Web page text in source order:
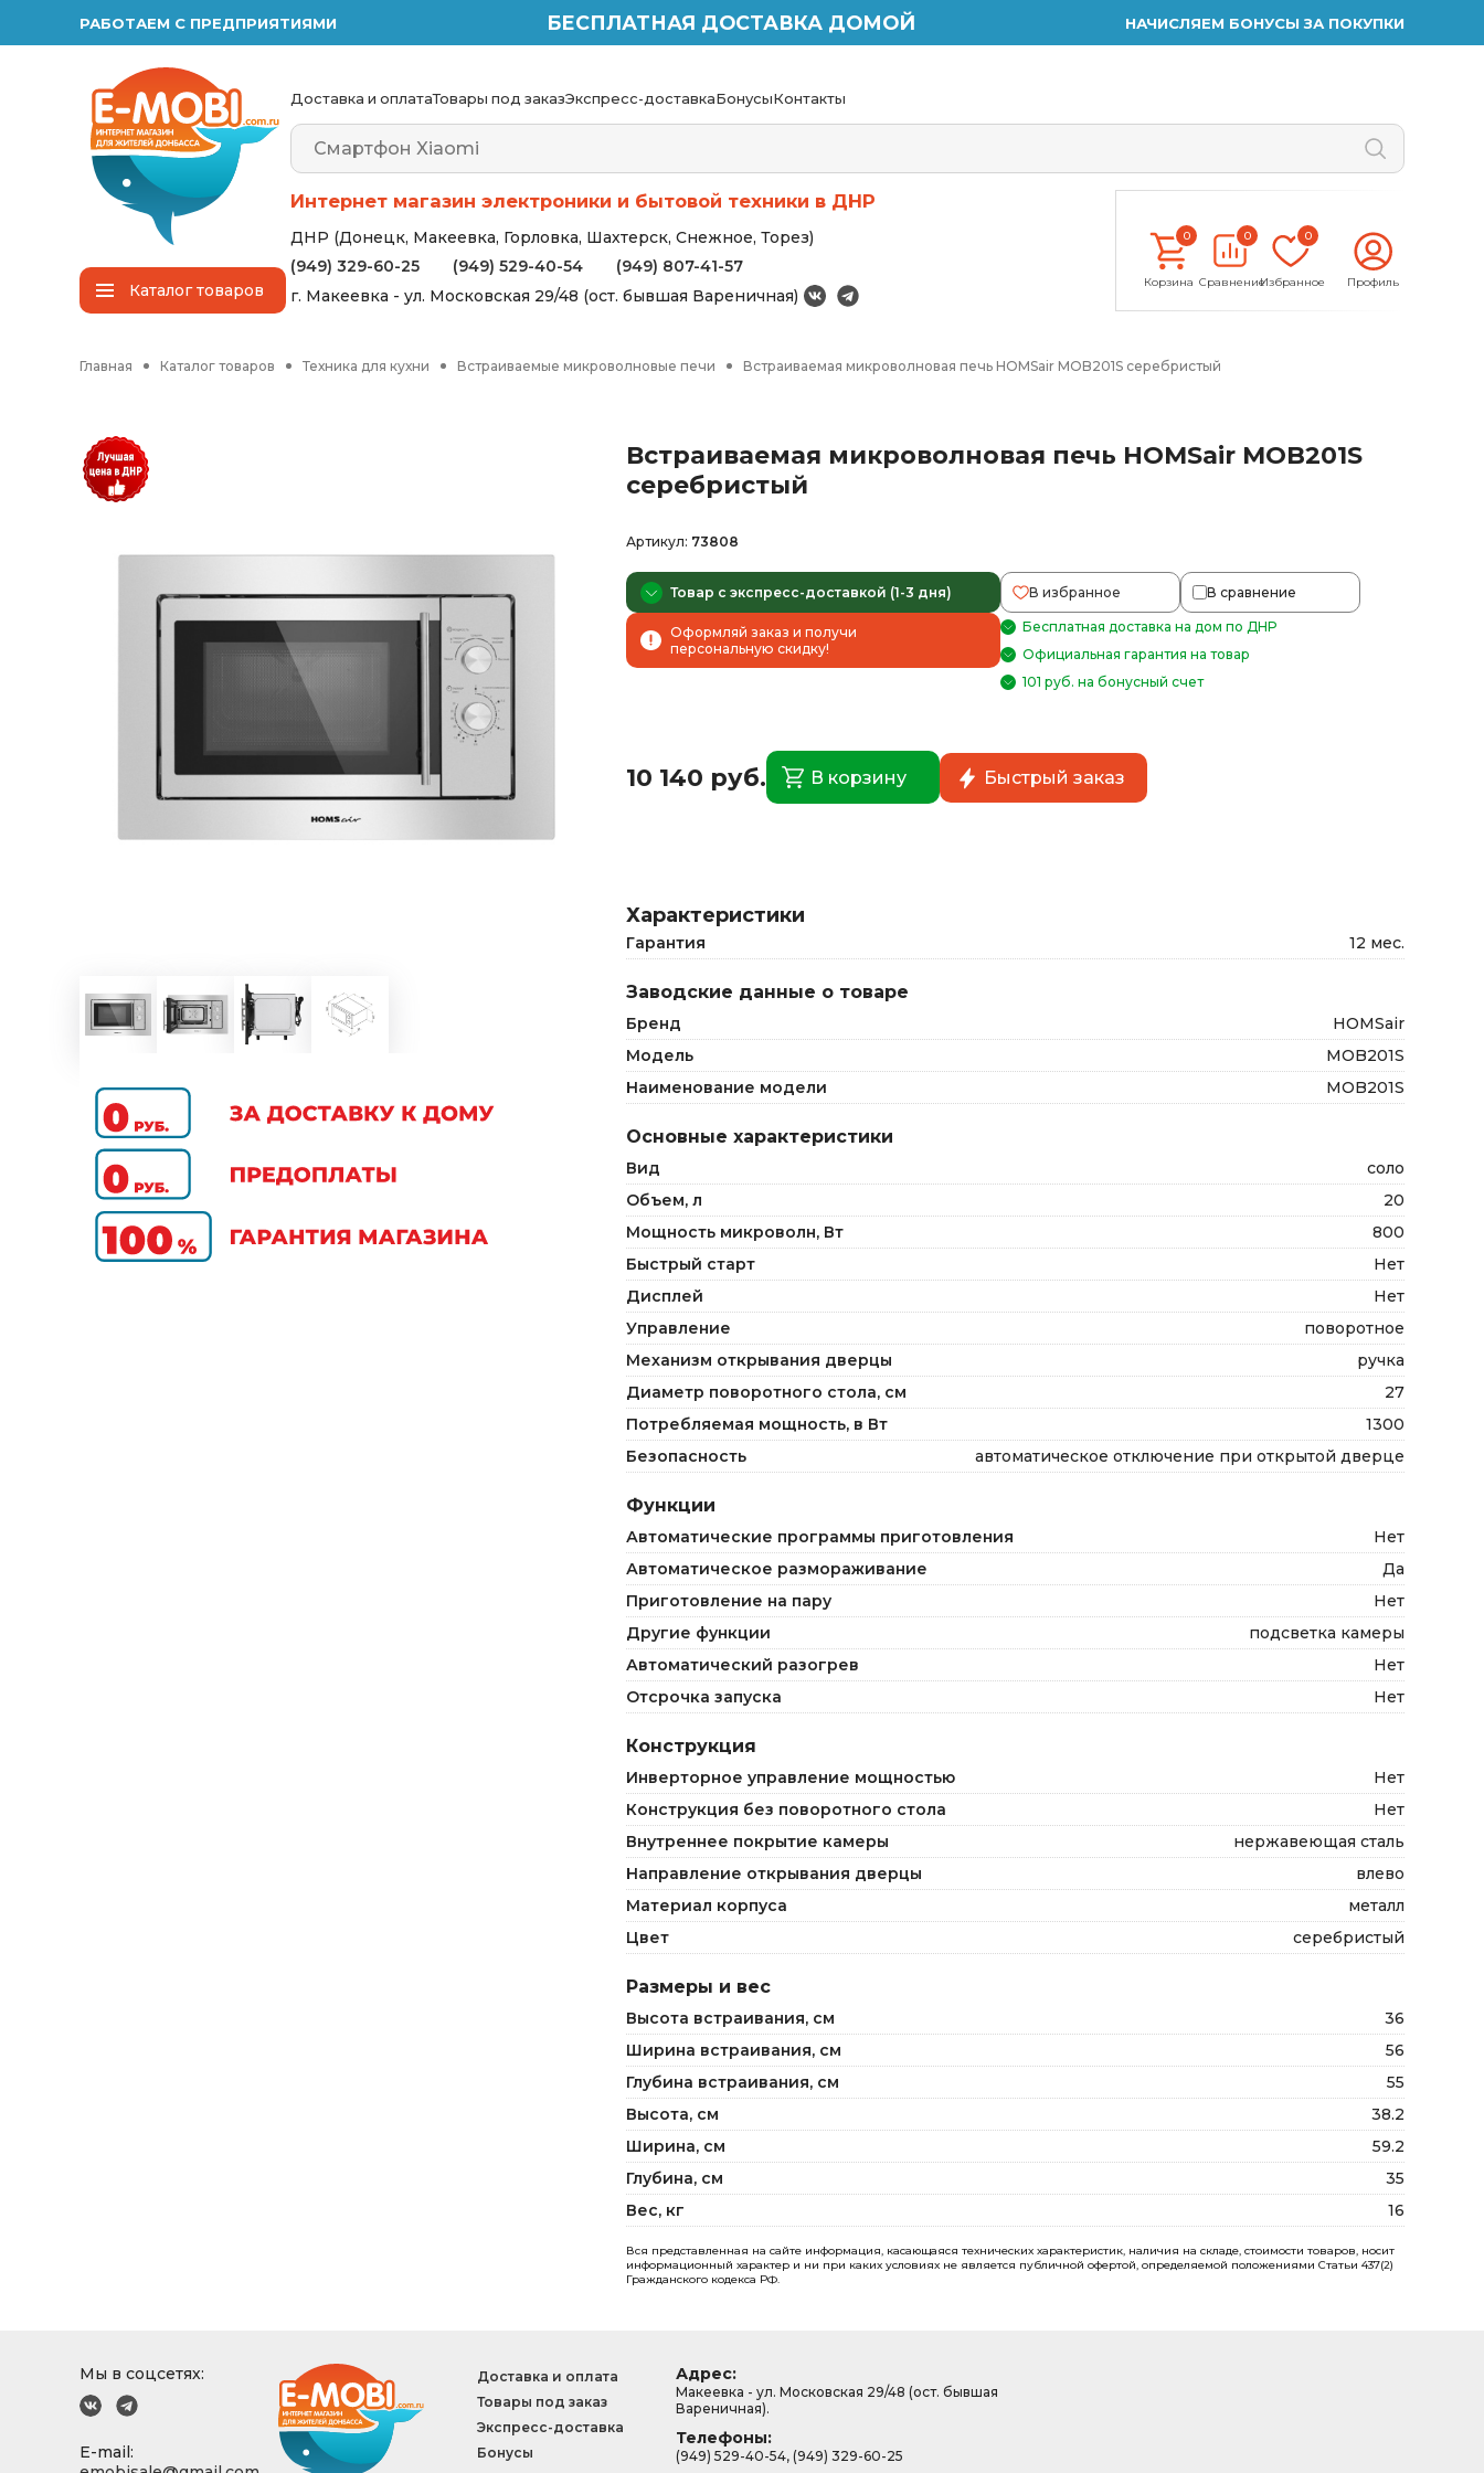
РАБОТАЕМ С ПРЕДПРИЯТИЯМИ БЕСПЛАТНАЯ ДОСТАВКА ДОМОЙ НАЧИСЛЯЕМ БОНУСЫ ЗА ПОКУПКИ
Каталогтоваров
Доставка и оплатаТовары под заказЭкспресс-доставкаБонусыКонтакты
Интернет магазин электроники и бытовой техники в ДНР
ДНР (Донецк, Макеевка, Горловка, Шахтерск, Снежное, Торез)
(949) 329-60-25
(949) 529-40-54
(949) 807-41-57
г. Макеевка - ул. Московская 29/48 (ост. бывшая Вареничная)
0
Корзина
0
Сравнение
0
Избранное Профиль
Главная Каталог товаров Техника для кухни Встраиваемые микроволновые печи Встраиваемая микроволновая печь HOMSair MOB201S серебристый
Встраиваемая микроволновая печь HOMSair MOB201S
серебристый
Артикул: 73808
Товар с экспресс-доставкой (1-3 дня) В избранное В сравнение
Оформляй заказ и получи
персональную скидку!
Бесплатная доставка на дом по ДНР
Официальная гарантия на товар
101 руб. на бонусный счет
10 140 руб. В корзину Быстрый заказ
Характеристики
Гарантия 12 мес.
Заводские данные о товаре
Бренд
HOMSair
Модель
MOB201S
Наименование модели
MOB201S
Основные характеристики
Вид
соло
Объем, л
20
Мощность микроволн, Вт
800
Быстрый старт
Нет
Дисплей
Нет
Управление
поворотное
Механизм открывания дверцы
ручка
Диаметр поворотного стола, см
27
Потребляемая мощность, в Вт
1300
Безопасность
автоматическое отключение при открытой дверце
Функции
Автоматические программы приготовления
Нет
Автоматическое размораживание
Да
Приготовление на пару
Нет
Другие функции
подсветка камеры
Автоматический разогрев
Нет
Отсрочка запуска
Нет
Конструкция
Инверторное управление мощностью
Нет
Конструкция без поворотного стола
Нет
Внутреннее покрытие камеры
нержавеющая сталь
Направление открывания дверцы
влево
Материал корпуса
металл
Цвет
серебристый
Размеры и вес
Высота встраивания, см
36
Ширина встраивания, см
56
Глубина встраивания, см
55
Высота, см
38.2
Ширина, см
59.2
Глубина, см
35
Вес, кг
16
Вся представленная на сайте информация, касающаяся технических характеристик, наличия на складе, стоимости товаров, носит
информационный характер и ни при каких условиях не является публичной офертой, определяемой положениями Статьи 437(2)
Гражданского кодекса РФ.
Мы в соцсетях:
E-mail:
Доставка и оплата
Товары под заказ
Экспресс-доставка
Бонусы
Адрес:
Макеевка - ул. Московская 29/48 (ост. бывшая
Вареничная).
Телефоны:
(949) 529-40-54, (949) 329-60-25